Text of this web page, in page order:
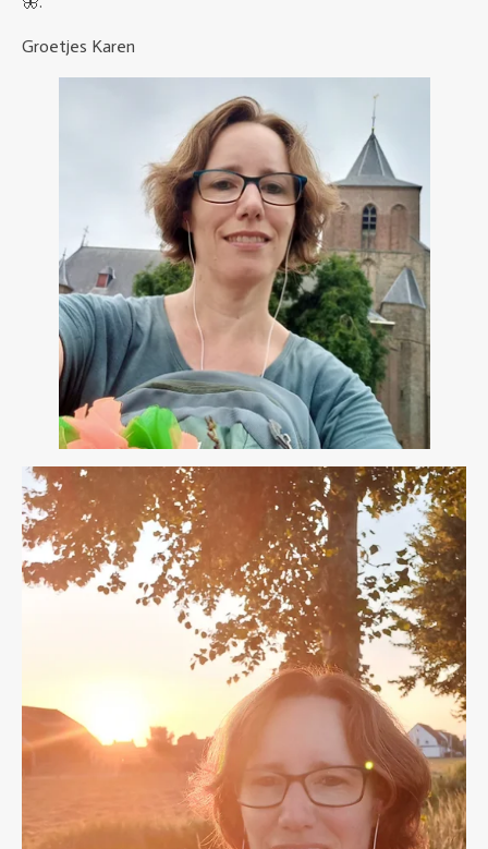
Groetjes Karen